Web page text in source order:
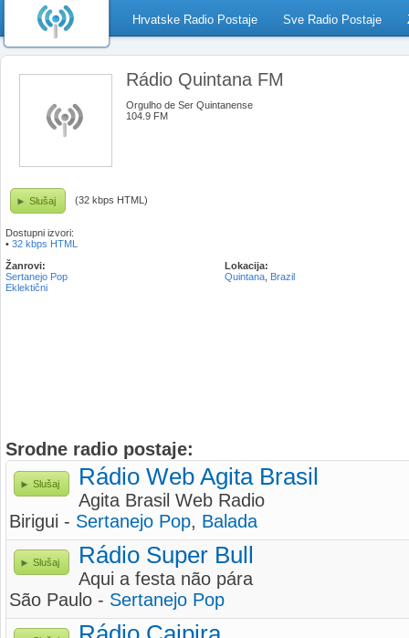
Hrvatske Radio Postaje Sve Radio Postaje
Rádio Quintana FM
Orgulho de Ser Quintanense
104.9 FM
Slušaj (32 kbps HTML)
Dostupni izvori:
• 32 kbps HTML
Žanrovi:
Sertanejo Pop
Eklektični
Lokacija:
Quintana Brazil
Srodne radio postaje:
Slušaj Rádio Web Agita Brasil
Agita Brasil Web Radio
Birigui - Sertanejo Pop, Balada
Slušaj Rádio Super Bull
Aqui a festa não pára
São Paulo - Sertanejo Pop